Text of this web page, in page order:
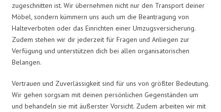
zugeschnitten ist. Wir übernehmen nicht nur den Transport deiner
Möbel, sondern kümmern uns auch um die Beantragung von
Halteverboten oder das Einrichten einer Umzugsversicherung.
Zudem stehen wir dir jederzeit für Fragen und Anliegen zur
Verfügung und unterstützen dich bei allen organisatorischen
Belangen.
Vertrauen und Zuverlässigkeit sind für uns von größter Bedeutung.
Wir gehen sorgsam mit deinen persönlichen Gegenständen um
und behandeln sie mit äußerster Vorsicht. Zudem arbeiten wir mit